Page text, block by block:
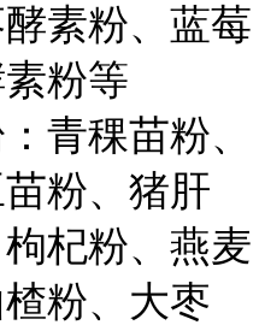
素粉、蓝莓
粉等
青稞苗粉、
粉、猪肝
杞粉、燕麦
粉、大枣